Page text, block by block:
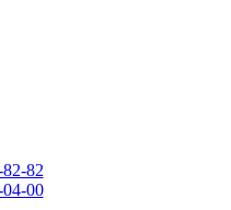
82
00